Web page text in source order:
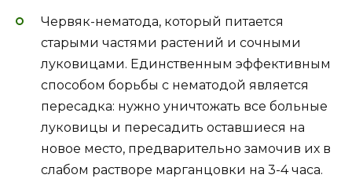
Червяк-нематода, который питается
старыми частями растений и сочными
луковицами. Единственным эффективным
способом борьбы с нематодой является
пересадка: нужно уничтожать все больные
луковицы и пересадить оставшиеся на
новое место, предварительно замочив их в
слабом растворе марганцовки на 3-4 часа.